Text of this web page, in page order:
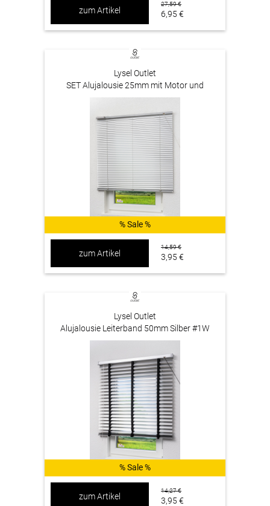
zum Artikel
27,59 €
6,95 €
Lysel Outlet
SET Alujalousie 25mm mit Motor und
Fernbedienung Silber #1W
% Sale %
zum Artikel
14,59 €
3,95 €
Lysel Outlet
Alujalousie Leiterband 50mm Silber #1W
% Sale %
zum Artikel
14,27 €
3,95 €